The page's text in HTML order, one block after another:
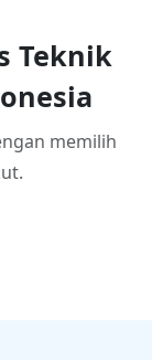
Teknik
memilih